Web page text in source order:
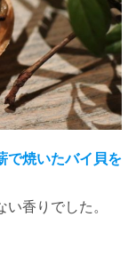
で焼いたバイ貝を
い香りでした。